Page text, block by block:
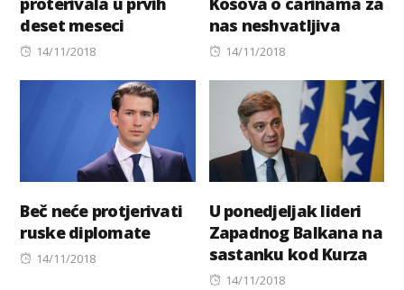
deset meseci
Posted
14/11/2018
nas neshvatljiva
Posted
14/11/2018
Beč neće protjerivati
ruske diplomate
Posted
14/11/2018
U ponedjeljak lideri
Zapadnog Balkana na
sastanku kod Kurza
Posted
14/11/2018